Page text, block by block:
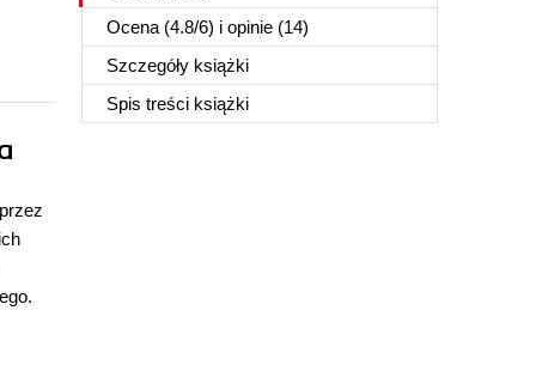
Ocena (4.8/6) i opinie (14)
Szczegóły książki
Spis treści książki